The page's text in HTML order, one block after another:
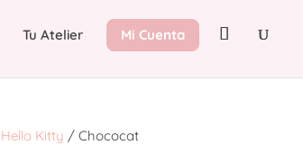
Tu Atelier Mi Cuenta
Hello Kitty / Chococat